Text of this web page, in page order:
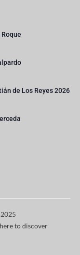
de Los Reyes 2026
to discover